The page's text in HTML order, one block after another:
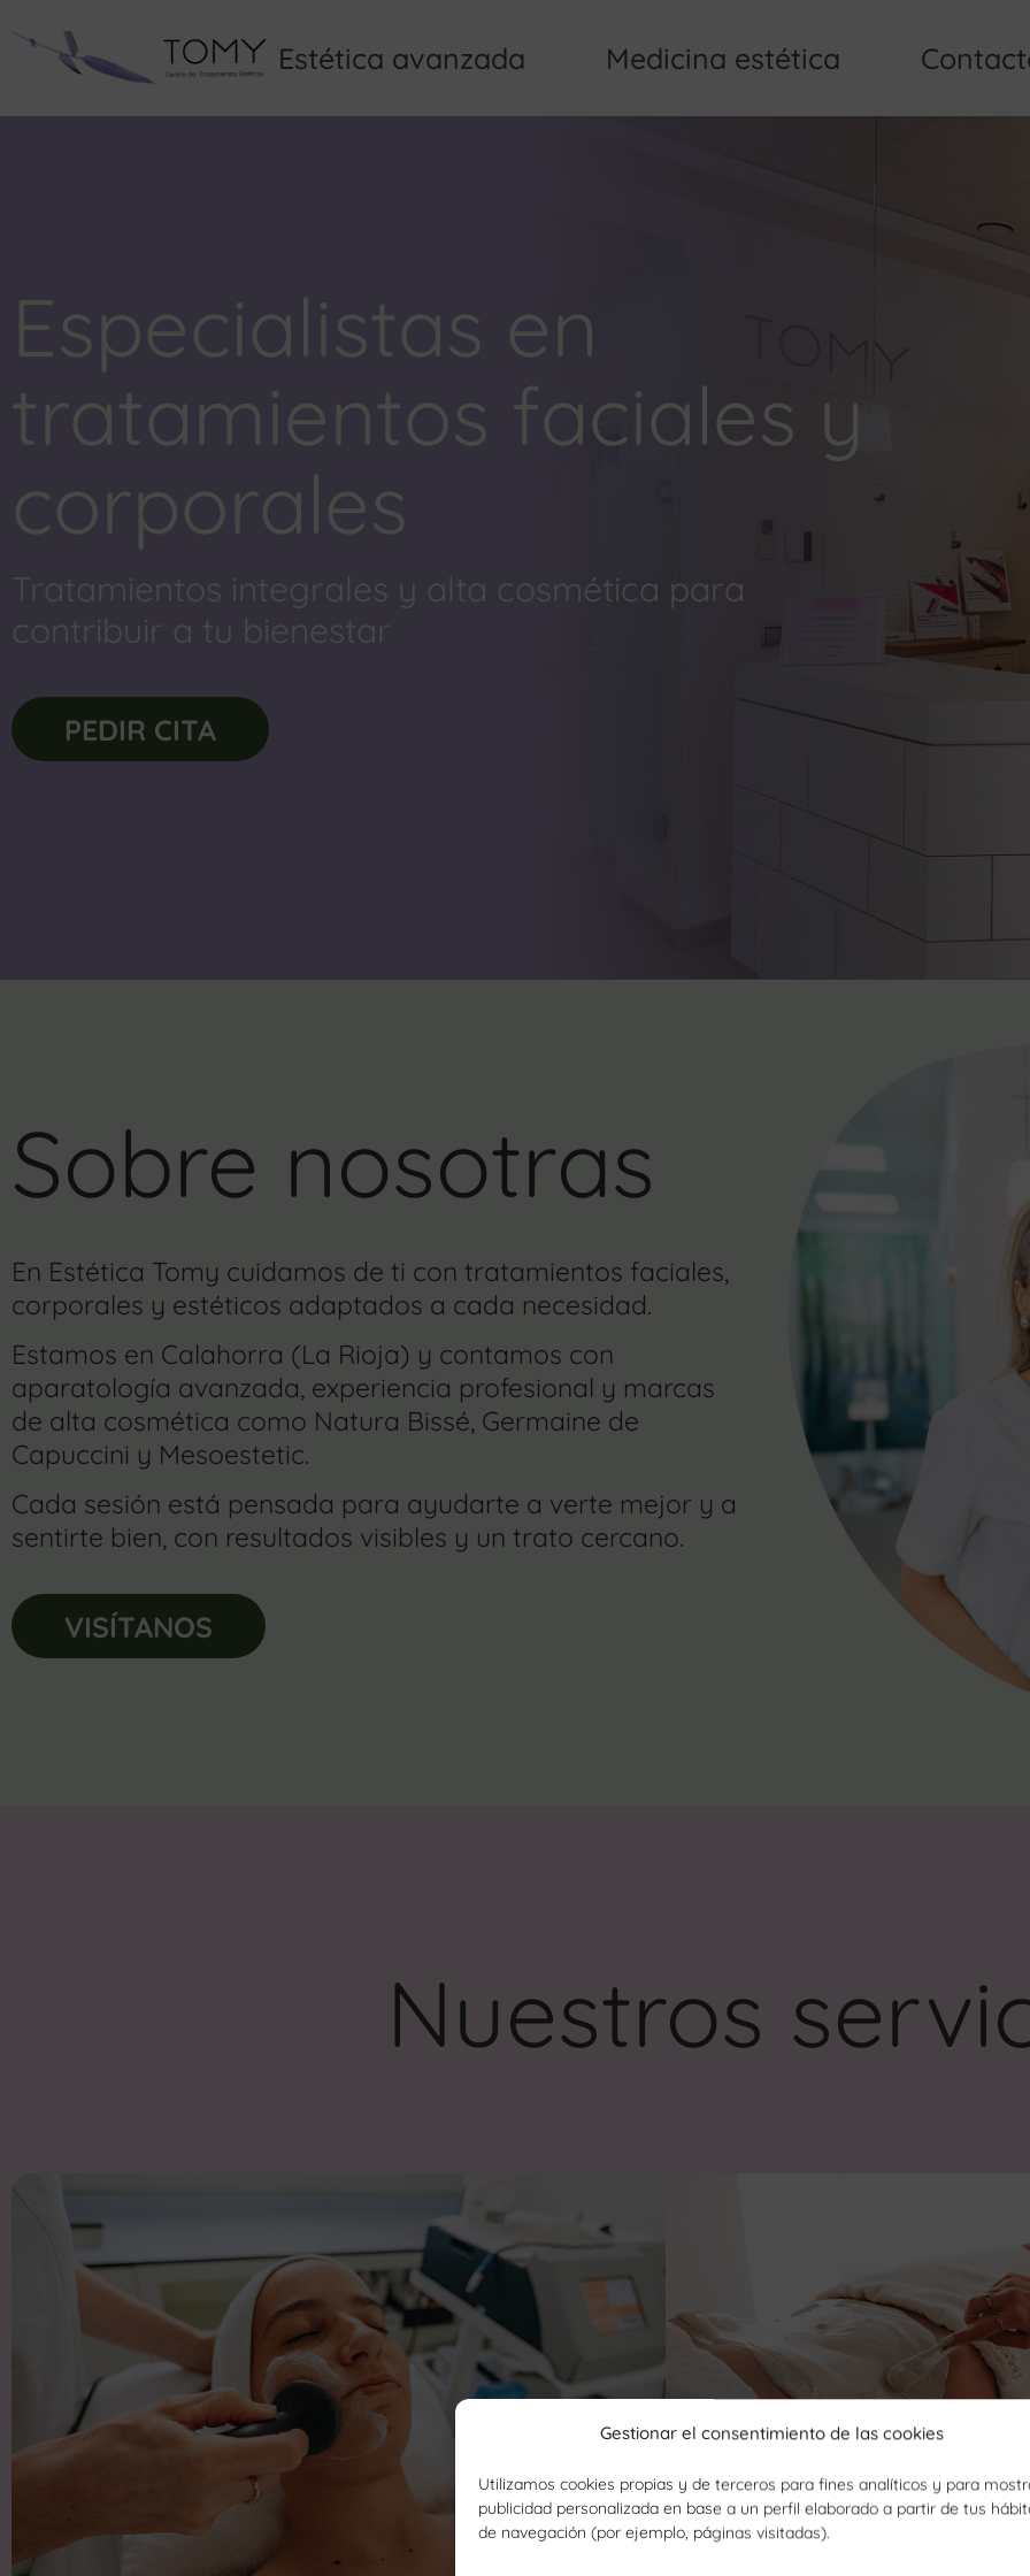
Gestionar el consentimiento de las cookies
Utilizamos cookies propias y de terceros para fines analíticos y para
publicidad personalizada en base a un perfil elaborado a partir de tus
de navegación (por ejemplo, páginas visitadas).
Estética avanzada Medicina estética
Especialistas en
tratamientos faciales y
corporales
Tratamientos integrales y alta cosmética para
contribuir a tu bienestar
PEDIR CITA
Sobre nosotras
En Estética Tomy cuidamos de ti con tratamientos faciales,
corporales y estéticos adaptados a cada necesidad.
Estamos en Calahorra (La Rioja) y contamos con
aparatología avanzada, experiencia profesional y marcas
de alta cosmética como Natura Bissé, Germaine de
Capuccini y Mesoestetic.
Cada sesión está pensada para ayudarte a verte mejor y a
sentirte bien, con resultados visibles y un trato cercano.
VISÍTANOS
Nuestros